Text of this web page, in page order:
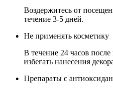
Воздержитесь от
течение 3-5 дней.
Не применять косметику
В течение 24 часов
избегать нанесения
Препараты с